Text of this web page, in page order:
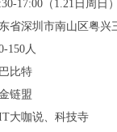
17:00（1.21日周日）
省深圳市南山区粤兴
150人
比特
链盟
大咖说、科技寺